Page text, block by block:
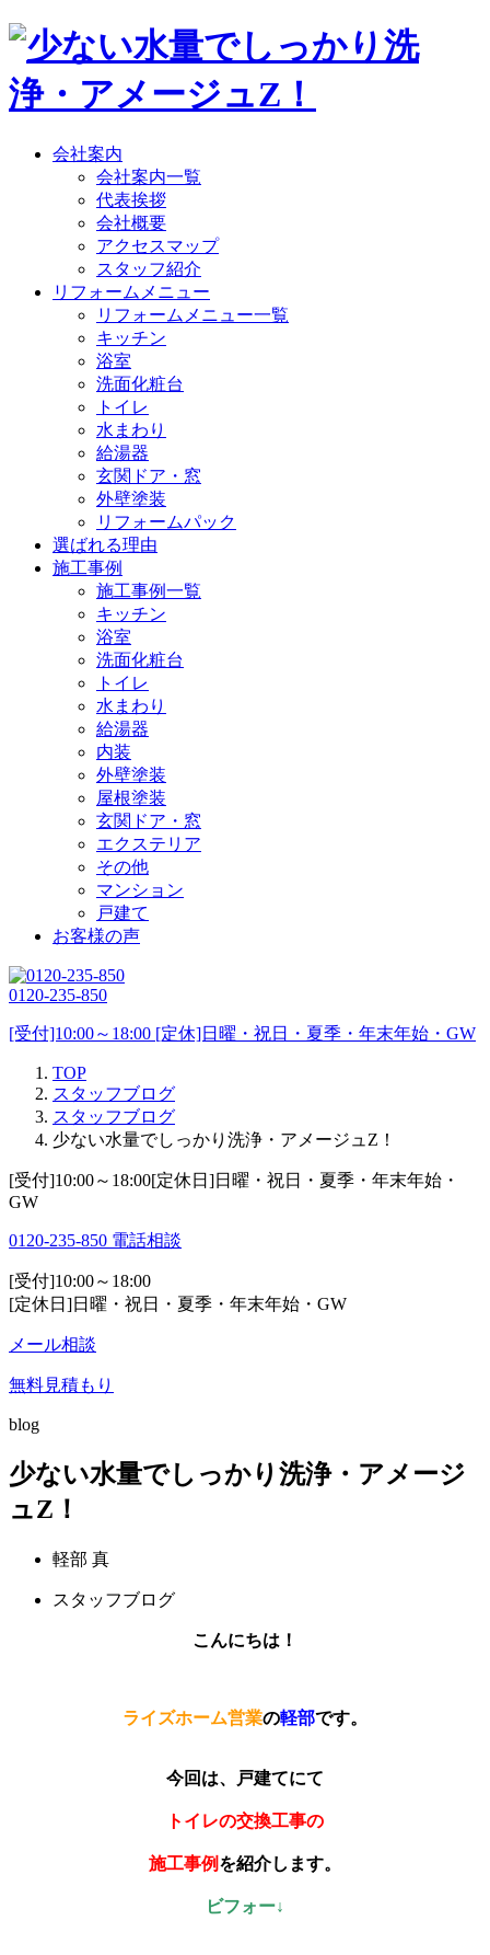
会社案内
会社案内一覧
代表挨拶
会社概要
アクセスマップ
スタッフ紹介
リフォームメニュー
リフォームメニュー一覧
キッチン
浴室
洗面化粧台
トイレ
水まわり
給湯器
玄関ドア・窓
外壁塗装
リフォームパック
選ばれる理由
施工事例
施工事例一覧
キッチン
浴室
洗面化粧台
トイレ
水まわり
給湯器
内装
外壁塗装
屋根塗装
玄関ドア・窓
エクステリア
その他
マンション
戸建て
お客様の声
0120-235-850
[受付]10:00～18:00 [定休]日曜・祝日・夏季・年末年始・GW
TOP
スタッフブログ
スタッフブログ
少ない水量でしっかり洗浄・アメージュZ！
[受付]10:00～18:00[定休日]日曜・祝日・夏季・年末年始・
GW
0120-235-850 電話相談
[受付]10:00～18:00
[定休日]日曜・祝日・夏季・年末年始・GW
メール相談
無料見積もり
blog
少ない水量でしっかり洗浄・アメージ
ュZ！
軽部 真
スタッフブログ
こんにちは！
ライズホーム営業の軽部です。
今回は、戸建てにて
トイレの交換工事の
施工事例 を紹介します。
ビフォー↓